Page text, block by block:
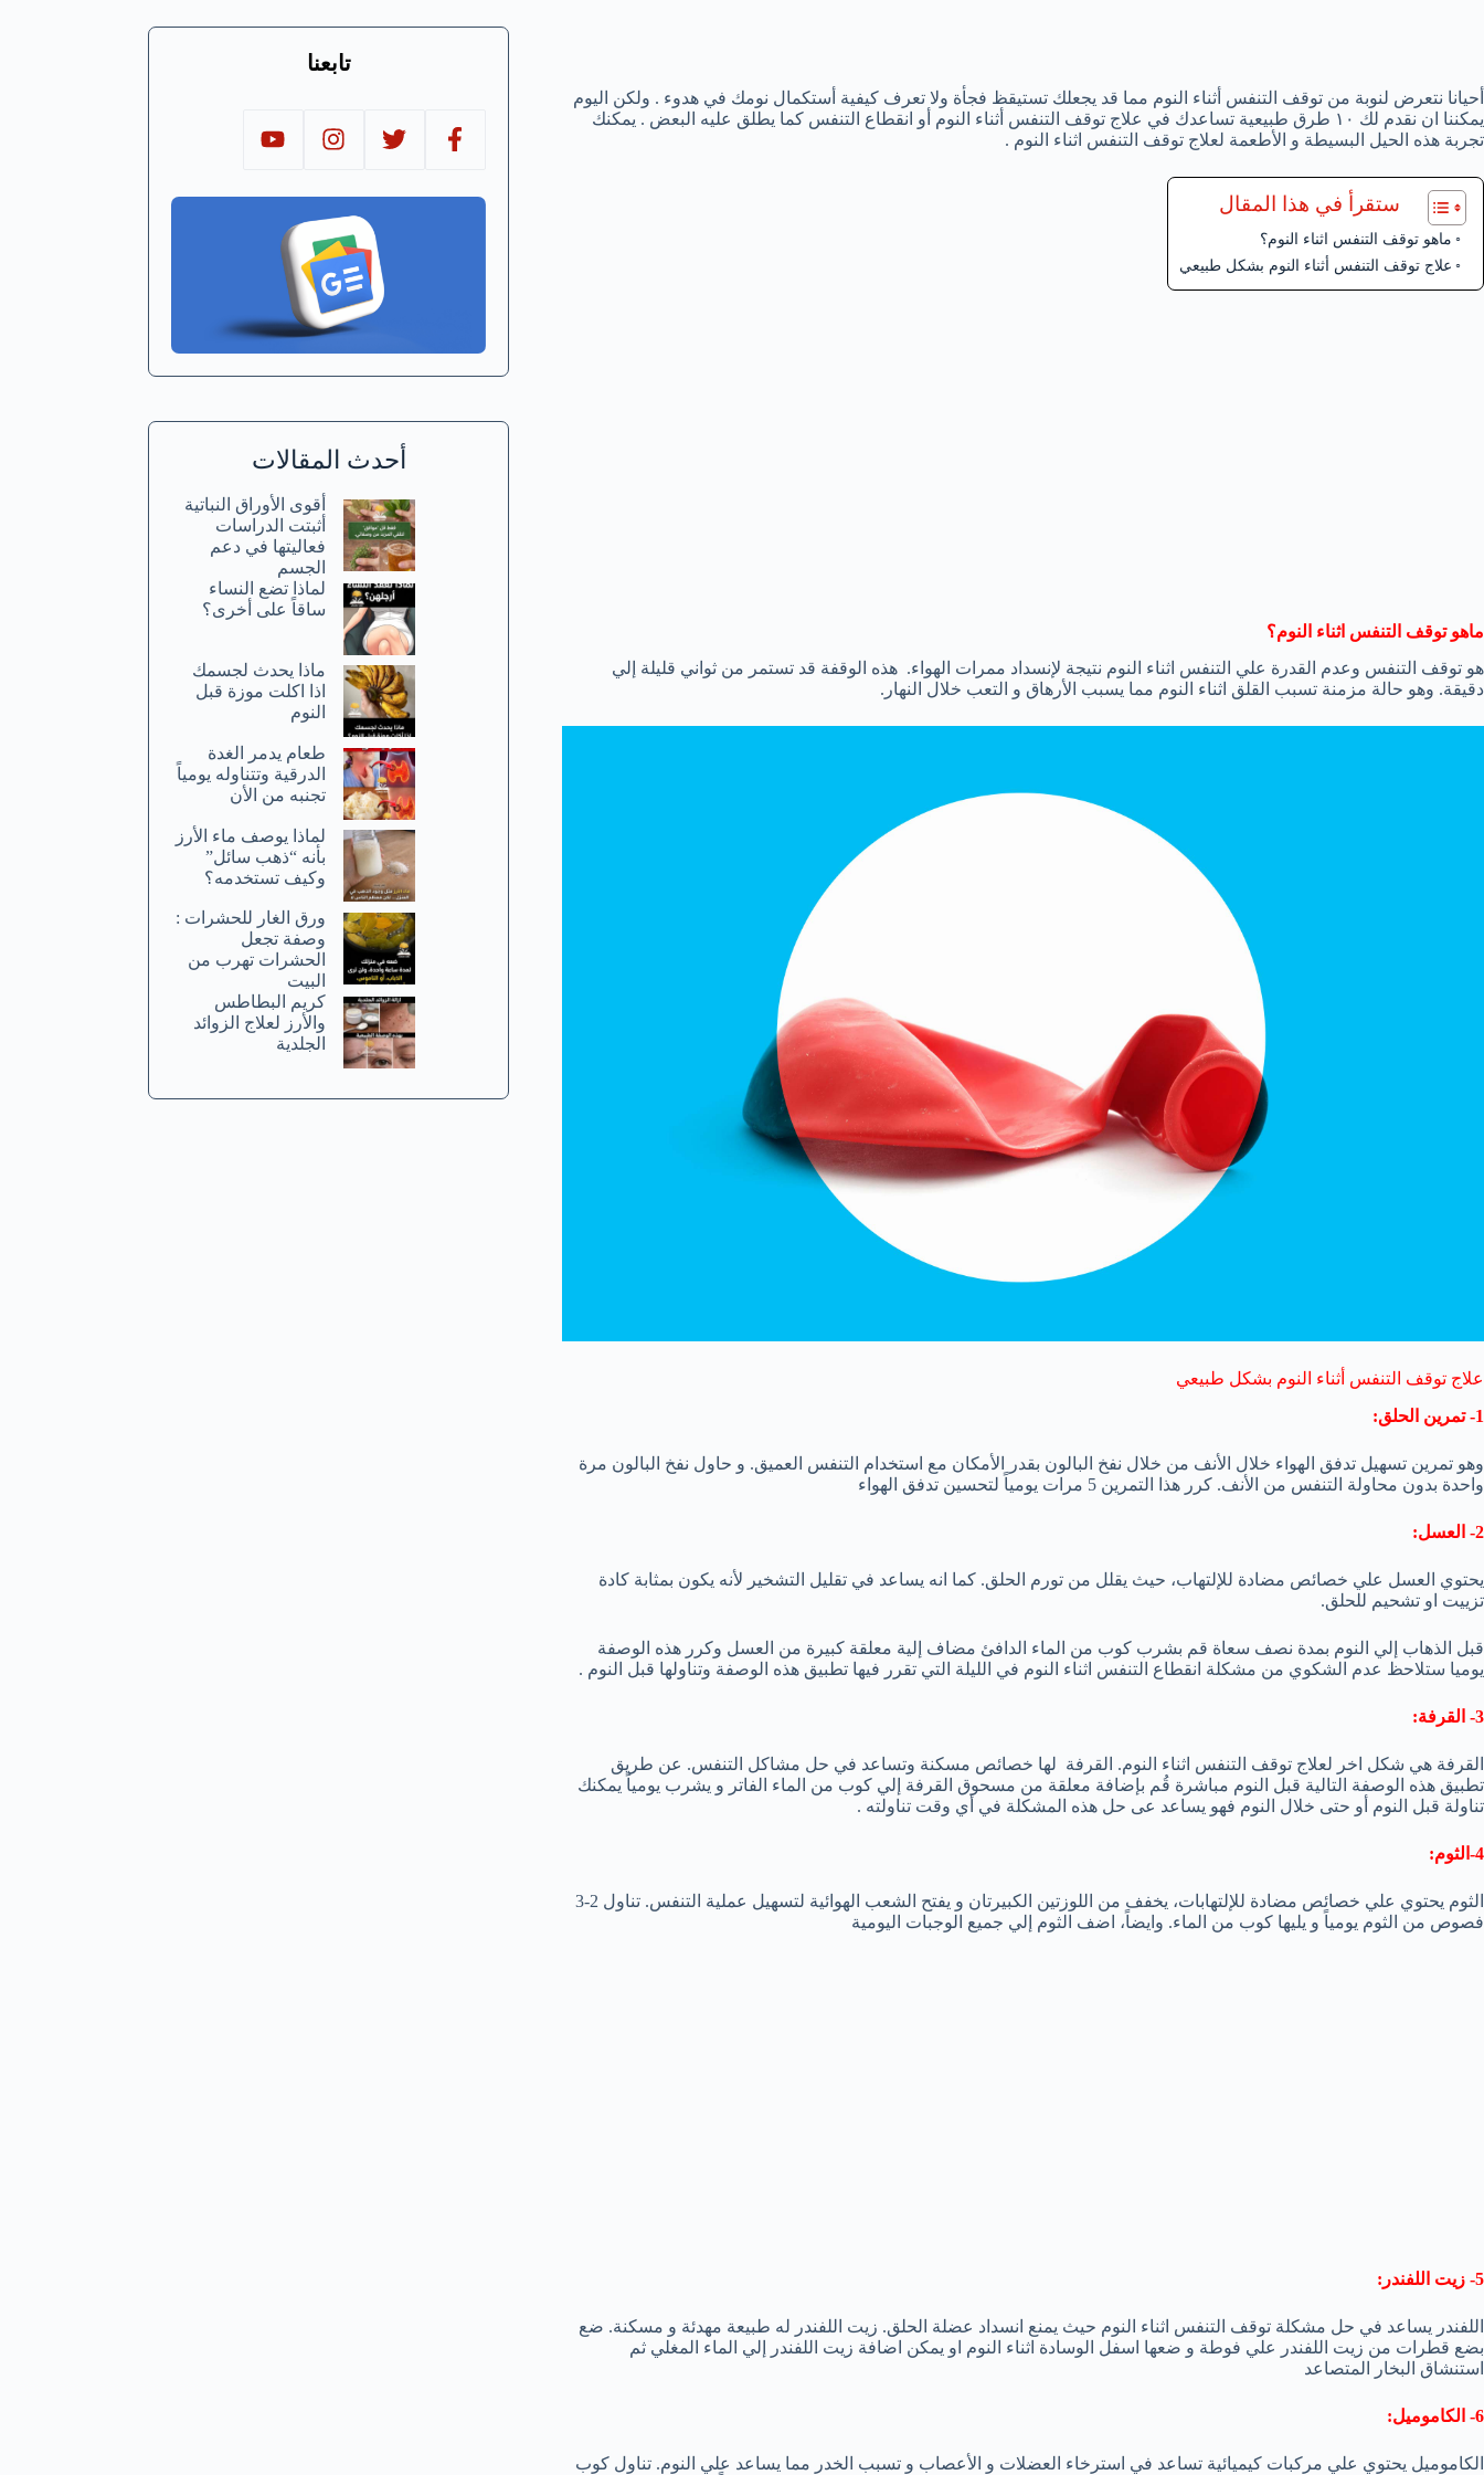
أحيانا نتعرض لنوبة من توقف التنفس أثناء النوم مما قد يجعلك تستيقظ فجأة ولا تعرف كيفية أستكمال نومك في هدوء . ولكن اليوم
يمكننا ان نقدم لك ١٠ طرق طبيعية تساعدك في علاج توقف التنفس أثناء النوم أو انقطاع التنفس كما يطلق عليه البعض . يمكنك
تجربة هذه الحيل البسيطة و الأطعمة لعلاج توقف التنفس اثناء النوم .
ستقرأ في هذا المقال
ماهو توقف التنفس اثناء النوم؟
علاج توقف التنفس أثناء النوم بشكل طبيعي
ماهو توقف التنفس اثناء النوم؟
هو توقف التنفس وعدم القدرة علي التنفس اثناء النوم نتيجة لإنسداد ممرات الهواء. هذه الوقفة قد تستمر من ثواني قليلة إلي
دقيقة. وهو حالة مزمنة تسبب القلق اثناء النوم مما يسبب الأرهاق و التعب خلال النهار.
علاج توقف التنفس أثناء النوم بشكل طبيعي
1- تمرين الحلق:
وهو تمرين تسهيل تدفق الهواء خلال الأنف من خلال نفخ البالون بقدر الأمكان مع استخدام التنفس العميق. و حاول نفخ البالون مرة
واحدة بدون محاولة التنفس من الأنف. كرر هذا التمرين 5 مرات يومياً لتحسين تدفق الهواء
2- العسل:
يحتوي العسل علي خصائص مضادة للإلتهاب، حيث يقلل من تورم الحلق. كما انه يساعد في تقليل التشخير لأنه يكون بمثابة كادة
تزييت او تشحيم للحلق.
قبل الذهاب إلي النوم بمدة نصف سعاة قم بشرب كوب من الماء الدافئ مضاف إلية معلقة كبيرة من العسل وكرر هذه الوصفة
يوميا ستلاحظ عدم الشكوي من مشكلة انقطاع التنفس اثناء النوم في الليلة التي تقرر فيها تطبيق هذه الوصفة وتناولها قبل النوم .
3- القرفة:
القرفة هي شكل اخر لعلاج توقف التنفس اثناء النوم. القرفة لها خصائص مسكنة وتساعد في حل مشاكل التنفس. عن طريق
تطبيق هذه الوصفة التالية قبل النوم مباشرة قُم بإضافة معلقة من مسحوق القرفة إلي كوب من الماء الفاتر و يشرب يومياً يمكنك
تناولة قبل النوم أو حتى خلال النوم فهو يساعد عى حل هذه المشكلة في أي وقت تناولته .
4-الثوم:
الثوم يحتوي علي خصائص مضادة للإلتهابات، يخفف من اللوزتين الكبيرتان و يفتح الشعب الهوائية لتسهيل عملية التنفس. تناول 2-3
فصوص من الثوم يومياً و يليها كوب من الماء. وايضاً، اضف الثوم إلي جميع الوجبات اليومية
5- زيت اللفندر:
اللفندر يساعد في حل مشكلة توقف التنفس اثناء النوم حيث يمنع انسداد عضلة الحلق. زيت اللفندر له طبيعة مهدئة و مسكنة. ضع
بضع قطرات من زيت اللفندر علي فوطة و ضعها اسفل الوسادة اثناء النوم او يمكن اضافة زيت اللفندر إلي الماء المغلي ثم
استنشاق البخار المتصاعد
6- الكاموميل:
الكاموميل يحتوي علي مركبات كيميائية تساعد في استرخاء العضلات و الأعصاب و تسبب الخدر مما يساعد علي النوم. تناول كوب
تابعنا
أحدث المقالات
أقوى الأوراق النباتية
أثبتت الدراسات
فعاليتها في دعم
الجسم
لماذا تضع النساء
ساقاً على أخرى؟
ماذا يحدث لجسمك
اذا اكلت موزة قبل
النوم
طعام يدمر الغدة
الدرقية وتتناوله يومياً
تجنبه من الأن
لماذا يوصف ماء الأرز
بأنه “ذهب سائل”
وكيف تستخدمه؟
ورق الغار للحشرات :
وصفة تجعل
الحشرات تهرب من
البيت
كريم البطاطس
والأرز لعلاج الزوائد
الجلدية